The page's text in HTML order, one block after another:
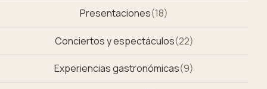
Presentaciones(18)
Conciertos y espectáculos(22)
Experiencias gastronómicas(9)